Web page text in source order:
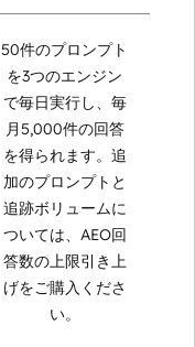
50件のプロンプト
を3つのエンジン
で毎日実行し、毎
月5,000件の回答
を得られます。追
加のプロンプトと
追跡ボリュームに
ついては、AEO回
答数の上限引き上
げをご購入くださ
い。